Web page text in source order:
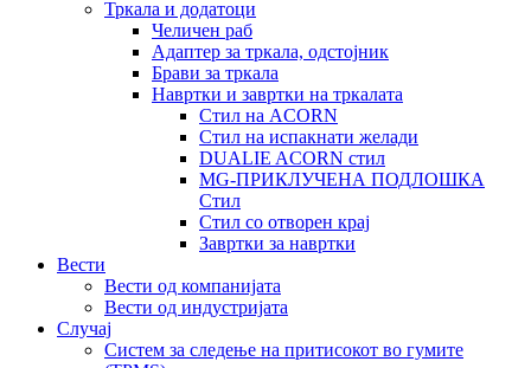
Тркала и додатоци
Челичен раб
Адаптер за тркала, одстојник
Брави за тркала
Навртки и завртки на тркалата
Стил на ACORN
Стил на испакнати желади
DUALIE ACORN стил
MG-ПРИКЛУЧЕНА ПОДЛОШКА
Стил
Стил со отворен крај
Завртки за навртки
Вести
Вести од компанијата
Вести од индустријата
Случај
Систем за следење на притисокот во гумите